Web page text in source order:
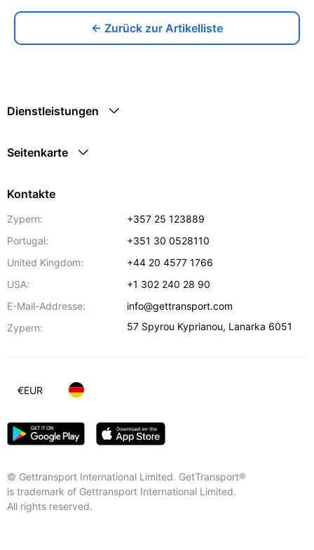
← Zurück zur Artikelliste
Dienstleistungen
Seitenkarte
Kontakte
Zypern:
+357 25 123889
Portugal:
+351 30 0528110
United Kingdom:
+44 20 4577 1766
USA:
+1 302 240 28 90
E-Mail-Addresse:
info@gettransport.com
Zypern:
57 Spyrou Kyprianou, Lanarka 6051
© Gettransport International Limited. GetTransport®
is trademark of Gettransport International Limited.
All rights reserved.
€EUR